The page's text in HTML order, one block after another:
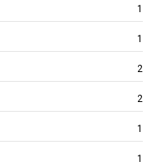
1
1
2
2
1
1